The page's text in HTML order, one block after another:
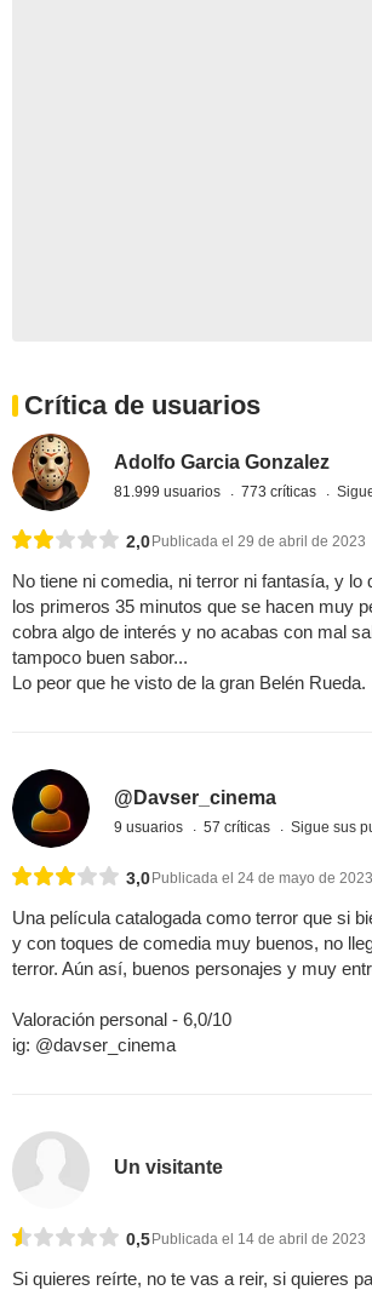
Crítica de usuarios
Adolfo Garcia Gonzalez
81.999 usuarios 773 críticas
2,0 Publicada el 29 de abril de 2023
No tiene ni comedia, ni terror ni fantasía, y lo
los primeros 35 minutos que se hacen muy
cobra algo de interés y no acabas con mal
tampoco buen sabor...
Lo peor que he visto de la gran Belén Rueda.
@Davser_cinema
9 usuarios 57 críticas Sigue sus
3,0Publicada el 24 de mayo de 2023
Una película catalogada como terror que si
y con toques de comedia muy buenos, no
terror. Aún así, buenos personajes y muy
Valoración personal - 6,0/10
ig: @davser_cinema
Un visitante
0,5Publicada el 14 de abril de 2023
Si quieres reírte, no te vas a reir, si quieres